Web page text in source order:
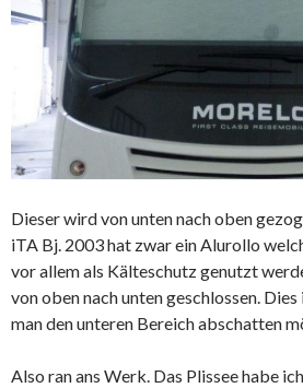
Dieser wird von unten nach oben
iTA Bj. 2003 hat zwar ein Alurollo
vor allem als Kälteschutz genutzt
von oben nach unten geschlossen.
man den unteren Bereich abschatten
Also ran ans Werk. Das Plissee habe